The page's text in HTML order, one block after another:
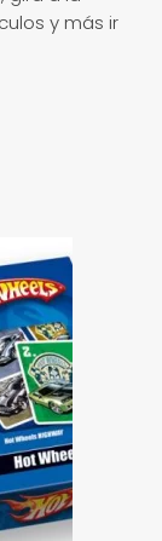
y más ir